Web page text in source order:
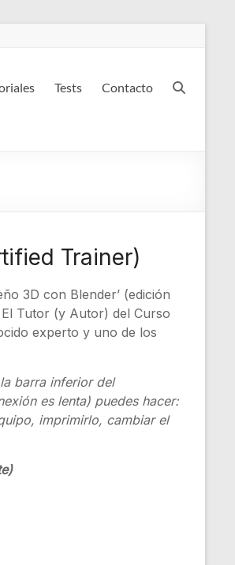
Tests Contacto
Trainer)
3D con Blender’ (edición
Tutor (y Autor) del Curso
experto y uno de los
barra inferior del
es lenta) puedes hacer:
imprimirlo, cambiar el